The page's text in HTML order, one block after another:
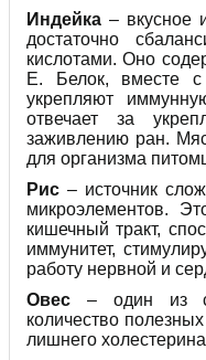
Индейка – вкусное
достаточно
кислотами. Оно
Е. Белок, вместе
укрепляют
отвечает за
заживлению ран.
для организма
Рис – источник
микроэлементов.
кишечный тракт,
иммунитет,
работу нервной и
Овес – один из
количество
лишнего